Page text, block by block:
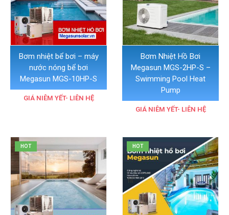
Bơm nhiệt bể bơi – máy
nước nóng bể bơi
Megasun MGS-10HP-S
GIÁ NIÊM YẾT- LIÊN HỆ
Bơm Nhiệt Hồ Bơi
Megasun MGS-2HP-S –
Swimming Pool Heat
Pump
GIÁ NIÊM YẾT- LIÊN HỆ
HOT HOT